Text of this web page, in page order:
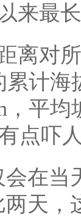
来最
离对
计海
，平
点吓
在当
天，